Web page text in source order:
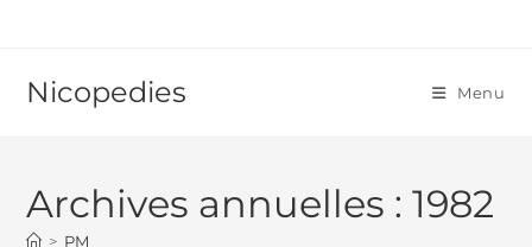
Nicopedies Menu
Archives annuelles : 1982
> PM